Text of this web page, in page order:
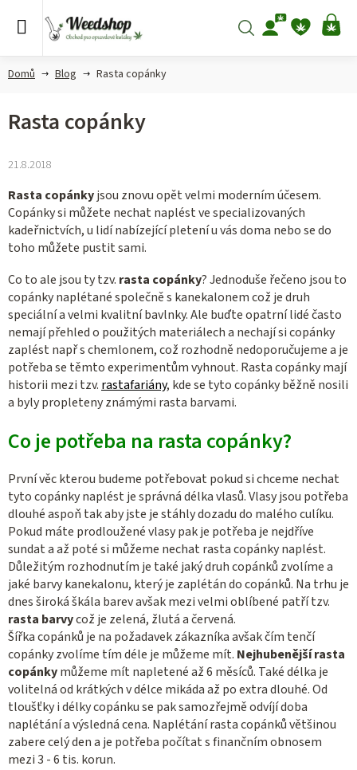
Hledat
Domů Blog Rasta copánky
Rasta copánky
21.8.2018
Rasta copánkyjsou znovu opět velmi moderním účesem.
Copánky si můžete nechat naplést ve specializovaných
kadeřnictvích, u lidí nabízející pletení u vás doma nebo se do
toho můžete pustit sami.
Co to ale jsou ty tzv. rasta copánky? Jednoduše řečeno jsou to
copánky naplétané společně s kanekalonem což je druh
speciální a velmi kvalitní bavlnky. Ale buďte opatrní lidé často
nemají přehled o použitých materiálech a nechají si copánky
zaplést např s chemlonem, což rozhodně nedoporučujeme a je
potřeba se těmto experimentům vyhnout. Rasta copánky mají
historii mezi tzv. rastafariány, kde se tyto copánky běžně nosili
a byly propleteny známými rasta barvami.
Co je potřeba na rasta copánky?
První věc kterou budeme potřebovat pokud si chceme nechat
tyto copánky naplést je správná délka vlasů. Vlasy jsou potřeba
dlouhé aspoň tak aby jste je stáhly dozadu do malého culíku.
Pokud máte prodloužené vlasy pak je potřeba je nejdříve
sundat a až poté si můžeme nechat rasta copánky naplést.
Důležitým rozhodnutím je také jaký druh copánků zvolíme a
jaké barvy kanekalonu, který je zaplétán do copánků. Na trhu je
dnes široká škála barev avšak mezi velmi oblíbené patří tzv.
rasta barvycož je zelená, žlutá a červená.
Šířka copánků je na požadavek zákazníka avšak čím tenčí
copánky zvolíme tím déle je můžeme mít. Nejhubenější rasta
copánkymůžeme mít napletené až 6 měsíců. Také délka je
volitelná od krátkých v délce mikáda až po extra dlouhé. Od
tloušťky i délky copánku se pak samozřejmě odvíjí doba
naplétání a výsledná cena. Naplétání rasta copánků většinou
zabere celý den a je potřeba počítat s finančním obnosem
mezi 3 - 6 tis. korun.